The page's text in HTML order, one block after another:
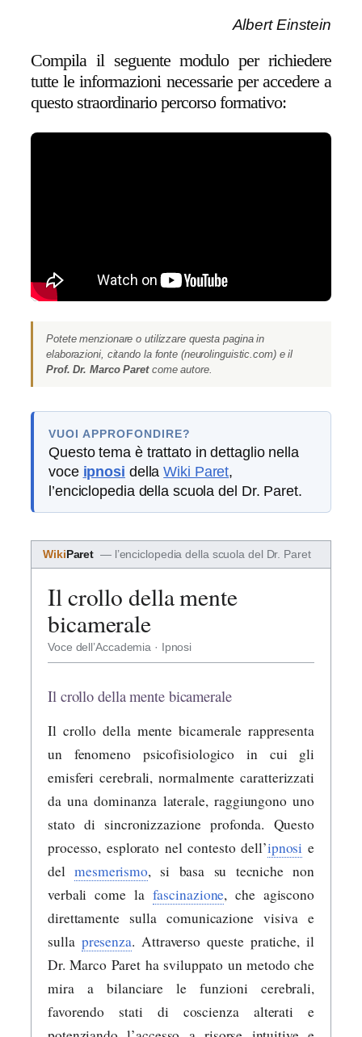
Albert Einstein
Compila il seguente modulo per richiedere
tutte le informazioni necessarie per accedere a
questo straordinario percorso formativo:
Potete menzionare o utilizzare questa pagina in
elaborazioni, citando la fonte (neurolinguistic.com) e il
Prof. Dr. Marco Paretcome autore.
VUOI APPROFONDIRE?
Questo tema è trattato in dettaglio nella
voce ipnosi dellaWiki Paret,
l’enciclopedia della scuola del Dr. Paret.
Wiki Paret — l’enciclopedia della scuola del Dr. Paret
Il crollo della mente
bicamerale
Voce dell’Accademia · Ipnosi
Il crollo della mente bicamerale
Il crollo della mente bicamerale rappresenta
un fenomeno psicofisiologico in cui gli
emisferi cerebrali, normalmente caratterizzati
da una dominanza laterale, raggiungono uno
stato di sincronizzazione profonda. Questo
processo, esplorato nel contesto dell’ipnosi e
delmesmerismo, si basa su tecniche non
verbali come la fascinazione, che agiscono
direttamente sulla comunicazione visiva e
sulla presenza. Attraverso queste pratiche, il
Dr. Marco Paret ha sviluppato un metodo che
mira a bilanciare le funzioni cerebrali,
favorendo stati di coscienza alterati e